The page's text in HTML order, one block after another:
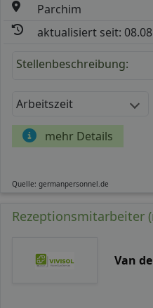
Parchim
aktualisiert seit:
Stellenbeschreibung:
Arbeitszeit
mehr Details
Quelle: germanpersonnel.de
Rezeptionsmitarbeiter
Van